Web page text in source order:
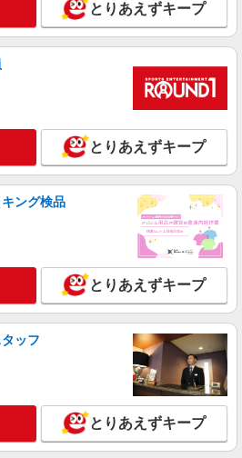
とりあえずキープ
とりあえずキープ
ング検品
とりあえずキープ
ッフ
とりあえずキープ